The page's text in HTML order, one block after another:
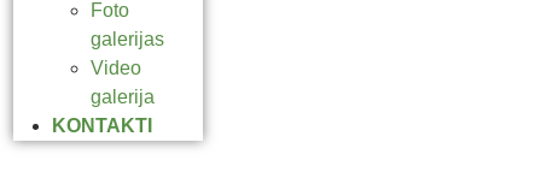
Foto
galerijas
Video
galerija
KONTAKTI